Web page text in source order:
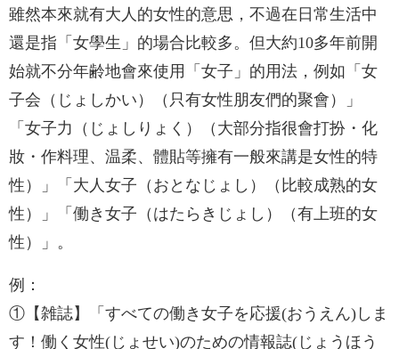
雖然本來就有大人的女性的意思，不過在日常生活中
還是指「女學生」的場合比較多。但大約10多年前開
始就不分年齢地會來使用「女子」的用法，例如「女
子会（じょしかい）（只有女性朋友們的聚會）」
「女子力（じょしりょく）（大部分指很會打扮・化
妝・作料理、温柔、體貼等擁有一般來講是女性的特
性）」「大人女子（おとなじょし）（比較成熟的女
性）」「働き女子（はたらきじょし）（有上班的女
性）」。
例：
①【雑誌】「すべての働き女子を応援(おうえん)しま
す！働く女性(じょせい)のための情報誌(じょうほう